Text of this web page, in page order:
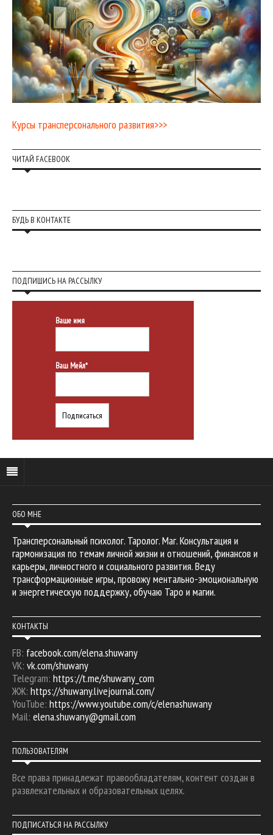
Курсы трансперсонального развития>>>
ЧИТАЙ FACEBOOK
БУДЬ В КОНТАКТЕ
ПОДПИШИСЬ НА РАССЫЛКУ
Ваше имя
Ваш Мейл*
ОБО МНЕ
Трансперсональный психолог. Таролог. Маг. Консультация и
гармонизация по темам личной жизни и отношений, финансов и
карьеры, личностного и социального развития. Веду
трансформационные игры, провожу ментально-эмоциональную
и энергетическую поддержку, обучаю Таро и магии.
КОНТАКТЫ
FB: facebook.com/elena.shuwany
VK: vk.com/shuwany
Telegram: https://t.me/shuwany_com
ЖЖ: https://shuwany.livejournal.com/
YouTube: https://www.youtube.com/c/elenashuwany
Mail: elena.shuwany@gmail.com
ПОЛЬЗОВАТЕЛЯМ
Все права принадлежат правообладателям, контент создан в
развлекательных и образовательных целях.
ПОДПИСАТЬСЯ НА РАССЫЛКУ